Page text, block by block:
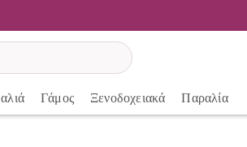
Γάμος Ξενοδοχειακά Παραλία